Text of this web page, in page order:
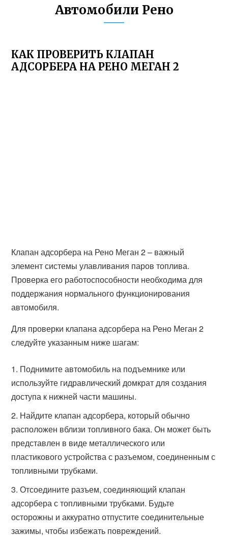
Автомобили Рено
КАК ПРОВЕРИТЬ КЛАПАН
АДСОРБЕРА НА РЕНО МЕГАН 2
Клапан адсорбера на Рено Меган 2 – важный
элемент системы улавливания паров топлива.
Проверка его работоспособности необходима для
поддержания нормального функционирования
автомобиля.
Для проверки клапана адсорбера на Рено Меган 2
следуйте указанным ниже шагам:
Поднимите автомобиль на подъемнике или
используйте гидравлический домкрат для создания
доступа к нижней части машины.
Найдите клапан адсорбера, который обычно
расположен вблизи топливного бака. Он может быть
представлен в виде металлического или
пластикового устройства с разъемом, соединенным с
топливными трубками.
Отсоедините разъем, соединяющий клапан
адсорбера с топливными трубками. Будьте
осторожны и аккуратно отпустите соединительные
зажимы, чтобы избежать повреждений.